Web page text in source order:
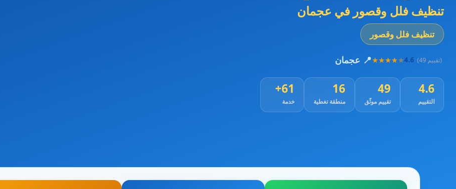
تنظيف فلل وقصور في عجمان
تنظيف فلل وقصور
★★★★★4.6 (49 تقييم) 📍 عجمان
4.6
التقييم
49
تقييم موثّق
16
منطقة تغطية
61+
خدمة